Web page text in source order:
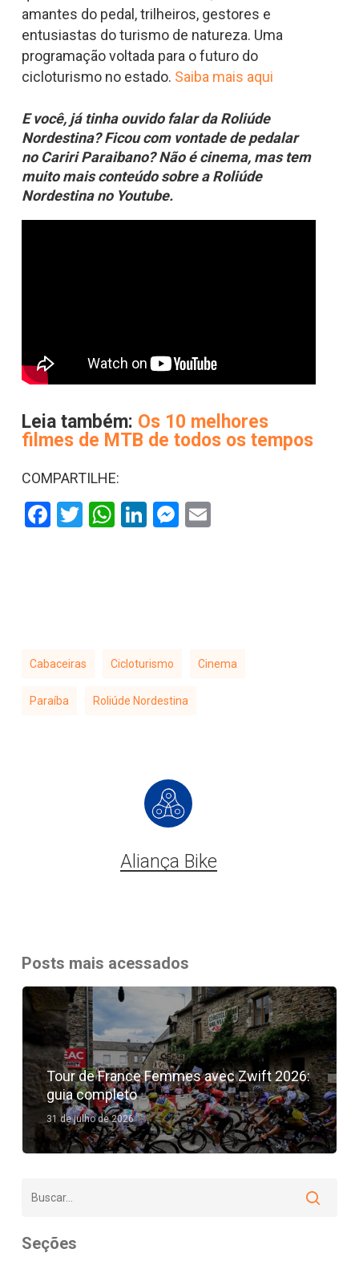
amantes do pedal, trilheiros, gestores e
entusiastas do turismo de natureza. Uma
programação voltada para o futuro do
cicloturismo no estado. Saiba mais aqui
E você, já tinha ouvido falar da Roliúde
Nordestina? Ficou com vontade de pedalar
no Cariri Paraibano? Não é cinema, mas tem
muito mais conteúdo sobre a Roliúde
Nordestina no Youtube.
Leia também: Os 10 melhores
filmes de MTB de todos os tempos
COMPARTILHE:
Facebook
Twitter
WhatsApp
LinkedIn
Messenger
Email
Cabaceiras Cicloturismo Cinema
Paraíba Roliúde Nordestina
Aliança Bike
Posts mais acessados
Tour de France Femmes avec Zwift 2026:
guia completo
31 de julho de 2026
Seções